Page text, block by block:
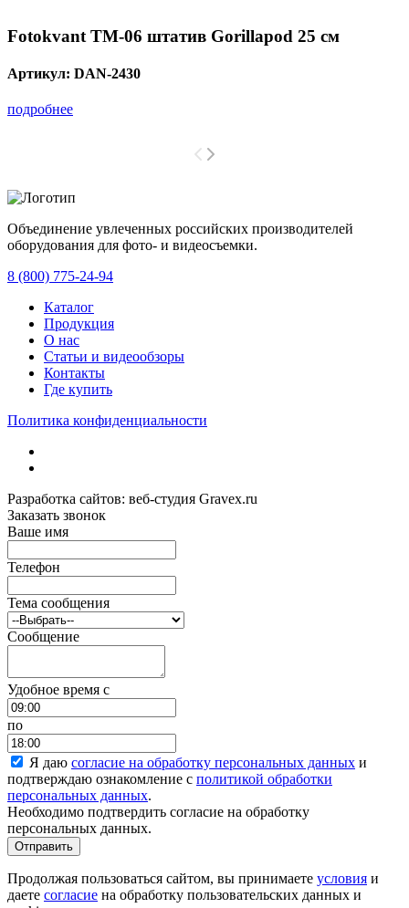
Fotokvant TM-06 штатив Gorillapod 25 см
Артикул: DAN-2430
подробнее
Объединение увлеченных российских производителей
оборудования для фото- и видеосъемки.
8 (800) 775-24-94
Каталог
Продукция
О нас
Статьи и видеообзоры
Контакты
Где купить
Политика конфиденциальности
Разработка сайтов: веб-студия Gravex.ru
Заказать звонок
Ваше имя
Телефон
Тема сообщения
Сообщение
Удобное время c
по
Я даю согласие на обработку персональных данных и
подтверждаю ознакомление с политикой обработки
персональных данных.
Необходимо подтвердить согласие на обработку
персональных данных.
Отправить
Продолжая пользоваться сайтом, вы принимаете условия и
даете согласие на обработку пользовательских данных и